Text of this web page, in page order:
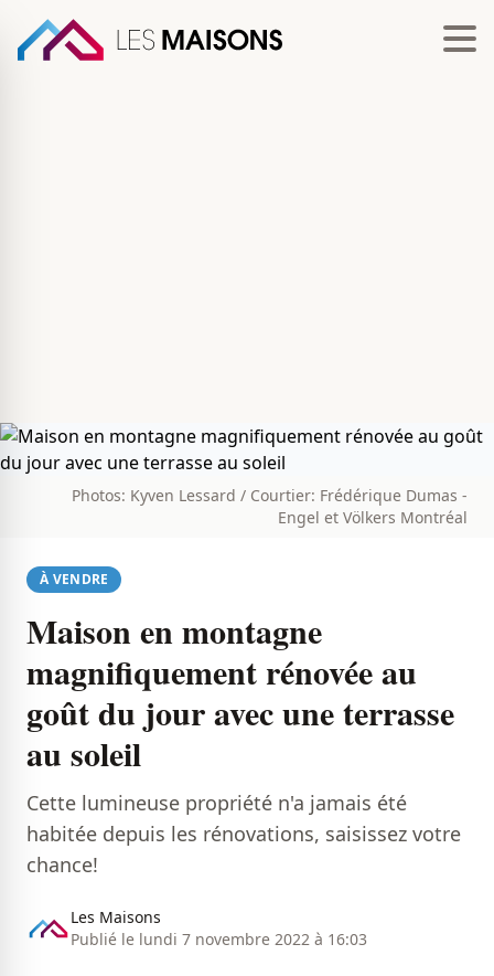
Photos: Kyven Lessard / Courtier: Frédérique Dumas -
Engel et Völkers Montréal
À VENDRE
Maison en montagne
magnifiquement rénovée au
goût du jour avec une terrasse
au soleil
Cette lumineuse propriété n'a jamais été
habitée depuis les rénovations, saisissez votre
chance!
Les Maisons
Publié le lundi 7 novembre 2022 à 16:03